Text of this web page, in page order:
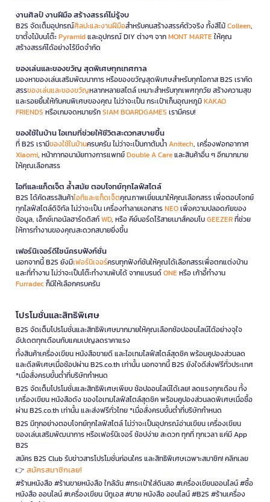
งานศิลป์ งานฝีมือ สร้างสรรค์ไม่รู้จบ
B2S จัดเต็มอุปกรณ์ศิลปะและงานฝีมือสำหรับคนสร้างสรรค์ตัวจริง ทั้งสีไม้Colleen,
ขาตั้งไม้บนโต๊ะPyramidและอุปกรณ์ DIY ต่างๆ จากMONT MARTEให้คุณ
สร้างสรรค์ได้อย่างไร้ขีดจำกัด
ของเล่นและของขวัญ สุดพิเศษทุกเทศกาล
มองหาของเล่นเสริมพัฒนาการ หรือของขวัญสุดพิเศษสำหรับทุกโอกาส B2S เราคัด
สรรของเล่นและของขวัญหลากหลายสไตล์ เหมาะสำหรับทุกเพศทุกวัย สร้างความสุข
และรอยยิ้มให้กับคนพิเศษของคุณ ไม่ว่าจะเป็น กระเป๋าเก็บอุณหภูมิKAKAO
FRIENDS หรือเกมจดหมายรักSIAM BOARDGAMES เรามีครบ!
ของใช้ในบ้าน ไอเทมที่ช่วยให้ชีวิตสะดวกสบายขึ้น
ที่ B2S เรามีของใช้ในบ้านครบครัน ไม่ว่าจะเป็นกาต้มน้ำAnitech, เครื่องฟอกอากาศ
Xiaomi, หน้ากากอนามัยทางการแพทย์Double A Careและสินค้าอื่น ๆ อีกมากมาย
ให้คุณเลือกสรร
ไอทีและแก็ดเจ็ต ล้ำสมัย ตอบโจทย์ทุกไลฟ์สไตล์
B2S ได้คัดสรรสินค้าไอทีและแก็ดเจ็ตคุณภาพเยี่ยมมาให้คุณเลือกสรร เพื่อตอบโจทย์
ทุกไลฟ์สไตล์ดิจิทัล ไม่ว่าจะเป็น เครื่องทำลายเอกสารNEOเพื่อความปลอดภัยของ
ข้อมูล, เอ็กซ์เทอนัลฮาร์ดดิสก์WD, หรือ คีย์บอร์ดไร้สายเมาส์คอมโบGEEZERที่ช่วย
ให้การทำงานของคุณสะดวกสบายยิ่งขึ้น
เฟอร์นิเจอร์ดีไซน์ครบฟังก์ชั่น
นอกจากนี้ B2S ยังมีเฟอร์นิเจอร์ครบทุกฟังก์ชันให้คุณได้เลือกสรรเพื่อตกแต่งบ้าน
และที่ทำงาน ไม่ว่าจะเป็นโต๊ะทำงานพับได้ จากแบรนด์ONEหรือ เก้าอี้ทำงาน
Furradecก็มีให้เลือกครบครัน
โปรโมชั่นและสิทธิพิเศษ
B2S จัดเต็มโปรโมชั่นและสิทธิพิเศษมากมายให้คุณเลือกช้อปออนไลน์ได้อย่างจุใจ
อัปเดตทุกเดือนกับแคมเปญลดราคาแรง
ทั้งสินค้าเครื่องเขียน หนังสือขายดี และไอเทมไลฟ์สไตล์สุดชิค พร้อมคูปองส่วนลด
และดีลพิเศษเมื่อช้อปผ่าน B2S.co.th เท่านั้น นอกจากนี้ B2S ยังใจดีส่งฟรีทั่วประเทศ
*เมื่อสั่งครบขั้นต่ำที่บริษัทกำหนด
B2S จัดเต็มโปรโมชั่นและสิทธิพิเศษเพียบ ช้อปออนไลน์ได้เลย! ลดแรงทุกเดือน ทั้ง
เครื่องเขียน หนังสือดัง ของไอเทมไลฟ์สไตล์สุดชิค พร้อมคูปองส่วนลดพิเศษเมื่อซื้อ
ผ่าน B2S.co.th เท่านั้น และส่งฟรีทั่วไทย *เมื่อสั่งครบขั้นต่ำที่บริษัทกำหนด
B2S มีทุกอย่างตอบโจทย์ทุกไลฟ์สไตล์ ไม่ว่าจะเป็นอุปกรณ์อ่านเขียน เครื่องเขียน
ของเล่นเสริมพัฒนาการ หรือเฟอร์นิเจอร์ ช้อปง่าย สะดวก ทุกที่ ทุกเวลา แค่มี App
B2S
สมัคร B2S Club รับข่าวสารโปรโมชั่นก่อนใคร และสิทธิพิเศษเฉพาะสมาชิก! คลิกเลย
👉 สมัครสมาชิกเลย!
#ร้านหนังสือ #ร้านขายหนังสือ ใกล้ฉัน #กระเป๋าใส่ดินสอ #เครื่องเขียนออนไลน์ #ซื้อ
หนังสือ ออนไลน์ #เครื่องเขียน บีทูเอส #ขาย หนังสือ ออนไลน์ #B2S #ร้านเครื่อง